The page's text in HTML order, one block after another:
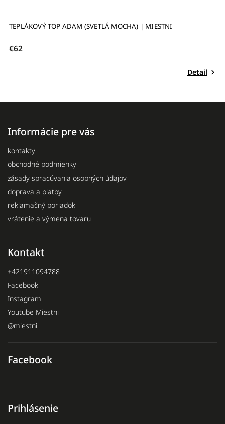
TEPLÁKOVÝ TOP ADAM (SVETLÁ MOCHA) | MIESTNI
€62
Detail
Informácie pre vás
kontakty
obchodné podmienky
zásady spracúvania osobných údajov
doprava a platby
reklamačný poriadok
vrátenie a výmena tovaru
Kontakt
+421911094788
Facebook
Instagram
Youtube Miestni
@miestni
Facebook
Prihlásenie